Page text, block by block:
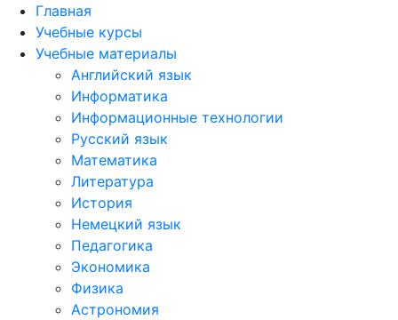
Главная
Учебные курсы
Учебные материалы
Английский язык
Информатика
Информационные технологии
Русский язык
Математика
Литература
История
Немецкий язык
Педагогика
Экономика
Физика
Астрономия